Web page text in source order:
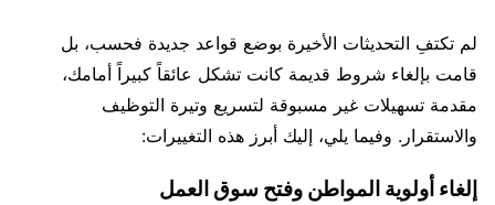
لم تكتفِ التحديثات الأخيرة بوضع قواعد جديدة فحسب، بل
قامت بإلغاء شروط قديمة كانت تشكل عائقاً كبيراً أمامك،
مقدمة تسهيلات غير مسبوقة لتسريع وتيرة التوظيف
والاستقرار. وفيما يلي، إليك أبرز هذه التغييرات:
إلغاء أولوية المواطن وفتح سوق العمل